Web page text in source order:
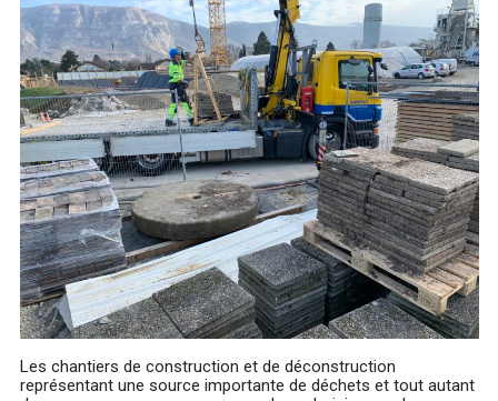
Les chantiers de construction et de déconstruction
représentant une source importante de déchets et tout autant